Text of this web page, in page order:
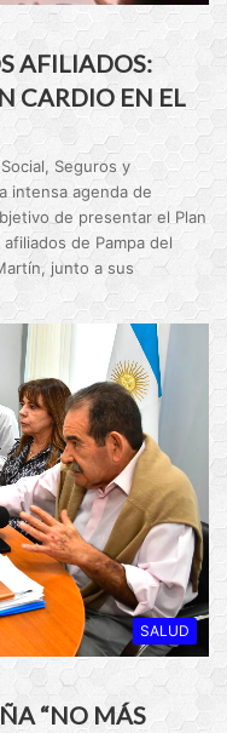
AFILIADOS:
CARDIO EN EL
Seguros y
intensa agenda de
de presentar el Plan
de Pampa del
junto a sus
SALUD
“NO MÁS